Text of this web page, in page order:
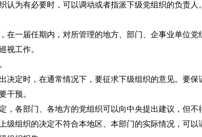
为有必要时，可以调动或者指派下级党组织的负责人。
届任期内，对所管理的地方、部门、企事业单位党
工作。
时，在通常情况下，要征求下级组织的意见。要保
干预。
部门、各地方的党组织可以向中央提出建议，但不
组织的决定不符合本地区、本部门的实际情况，可以